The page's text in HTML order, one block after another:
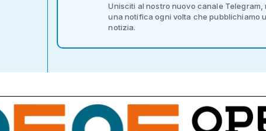
Unisciti al nostro nuovo canale Telegram,
una notifica ogni volta che pubblichiamo
notizia.